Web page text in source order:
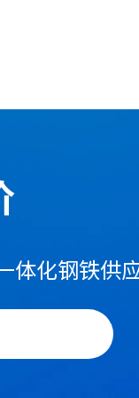
体化钢铁供